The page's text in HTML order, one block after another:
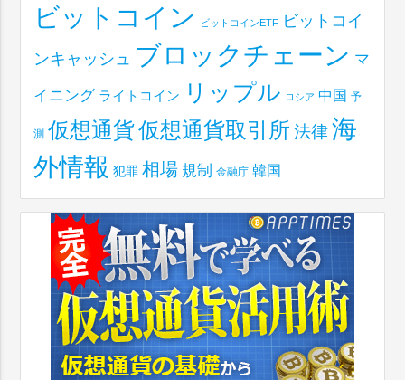
ビットコイン ビットコインETF ビットコイ
ンキャッシュ ブロックチェーン マ
イニング ライトコイン リップル ロシア 中国 予
測 仮想通貨仮想通貨取引所 法律 海
外情報 犯罪 相場 規制 金融庁 韓国